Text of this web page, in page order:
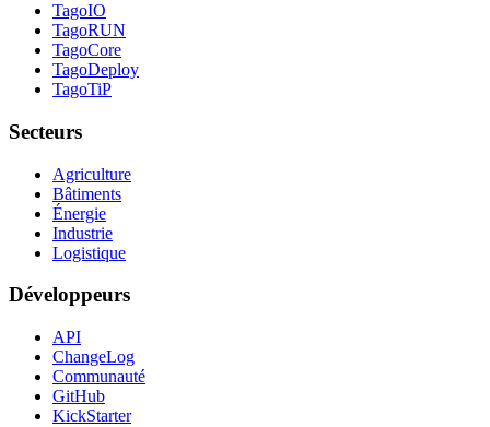
TagoIO
TagoRUN
TagoCore
TagoDeploy
TagoTiP
Secteurs
Agriculture
Bâtiments
Énergie
Industrie
Logistique
Développeurs
API
ChangeLog
Communauté
GitHub
KickStarter